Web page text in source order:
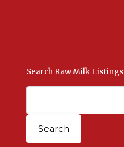
Search Raw Milk Listings